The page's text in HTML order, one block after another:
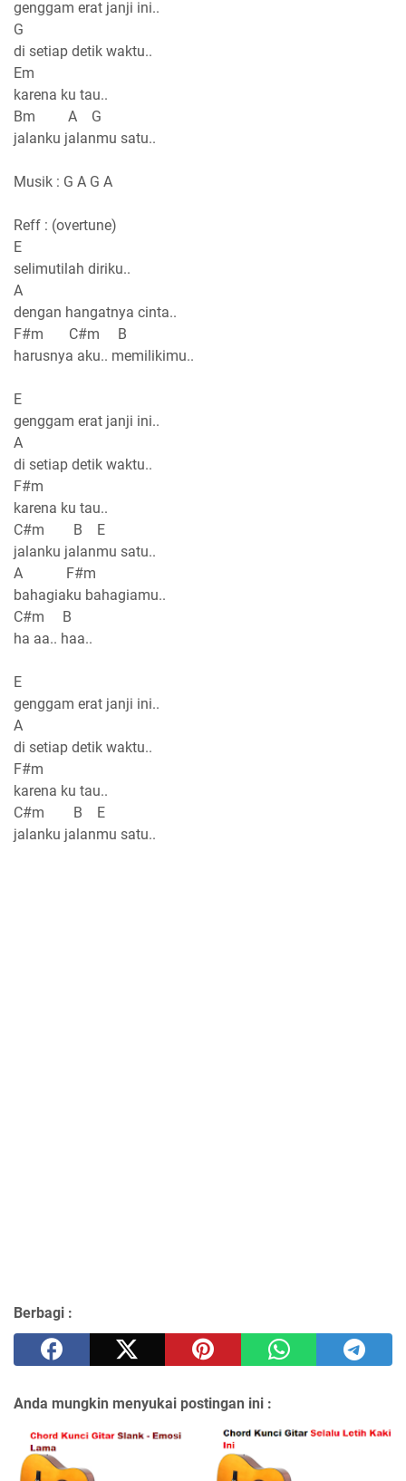
genggam erat janji ini..
G
di setiap detik waktu..
Em
karena ku tau..
Bm A G
jalanku jalanmu satu..
Musik : G A G A
Reff : (overtune)
E
selimutilah diriku..
A
dengan hangatnya cinta..
F#m C#m B
harusnya aku.. memilikimu..
E
genggam erat janji ini..
A
di setiap detik waktu..
F#m
karena ku tau..
C#m B E
jalanku jalanmu satu..
A F#m
bahagiaku bahagiamu..
C#m B
ha aa.. haa..
E
genggam erat janji ini..
A
di setiap detik waktu..
F#m
karena ku tau..
C#m B E
jalanku jalanmu satu..
Berbagi :
Anda mungkin menyukai postingan ini :